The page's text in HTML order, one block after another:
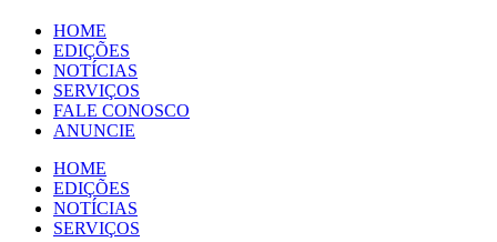
HOME
EDIÇÕES
NOTÍCIAS
SERVIÇOS
FALE CONOSCO
ANUNCIE
HOME
EDIÇÕES
NOTÍCIAS
SERVIÇOS